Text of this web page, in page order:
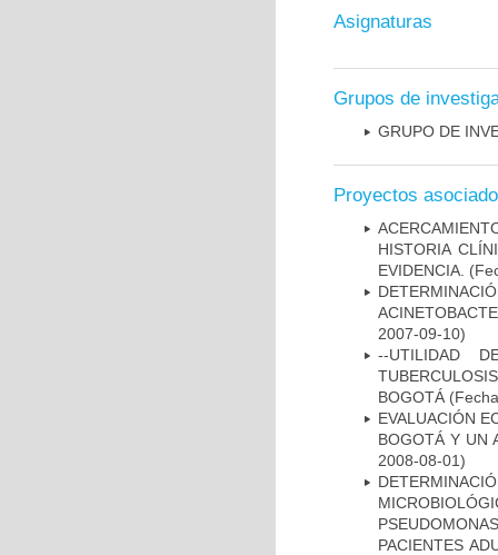
Asignaturas
Grupos de
GRUPO DE
Proyectos
HISTORIA
EVIDENCIA.
2007-09-10)
--UTILIDAD
BOGOTÁ
EVALUACIÓN
BOGOTÁ Y UN
2008-08-01)
PACIENTES